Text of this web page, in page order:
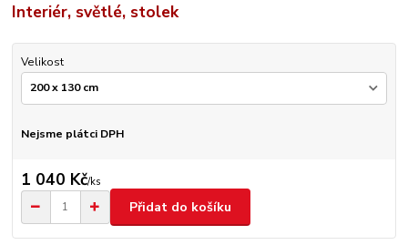
Interiér, světlé, stolek
Velikost
Nejsme plátci DPH
1 040 Kč/ks
Přidat do košíku